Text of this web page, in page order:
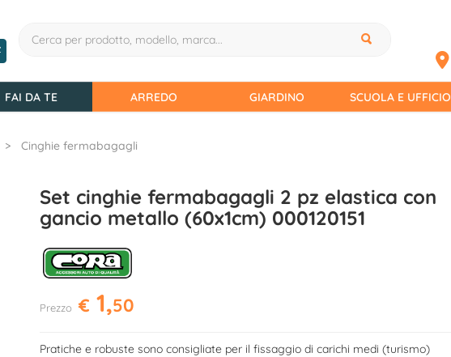
FAI DA TE ARREDO GIARDINO SCUOLA E UFFICIO
Cinghie fermabagagli
Set cinghie fermabagagli 2 pz elastica con
gancio metallo (60x1cm) 000120151
Prezzo € 1,50
Pratiche e robuste sono consigliate per il fissaggio di carichi medi (turismo)